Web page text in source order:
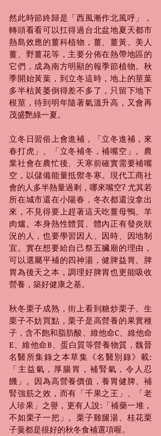
然此時節終歸是「西風漸作北風呼」，
轉頭看看可以扛得過台北盆地夏天都市
熱島效應的薑科植物，薑、薑黃、美人
薑、野薑花等，主要分佈在熱帶地區的
它們，成為南方明顯的報季節植物。秋
季開始黃葉，到立冬這時，地上的莖葉
多半枯黃萎倒得差不多了，只留下地下
根莖，待到明年隨著氣溫升高，又會再
茂盛艷綠一夏。
立冬日習俗上會進補，「立冬進補，來
春打虎」、「立冬補冬，補嘴空」。農
業社會在農忙後、天寒前確實需要補嘴
空，以儲備能量抵禦冬寒。現代工商社
會的人多半熱量過剩，哪來嘴空? 尤其若
所在城市還在小陽春，冬衣都還沒拿出
來，不見得要上趕著這天吃薑母鴨、羊
肉爐。本身熱性體質、體內正有發炎狀
況的人，也要學習因人、因時、因地制
宜。實在想要給自己祭五臟廟的理由，
可以選屬平補的四神湯，健脾益胃。脾
胃為後天之本，調理好脾胃也更能吸收
營養，築好健康之基。
秋冬栗子成熟，街上看到糖炒栗子、生
栗子不妨買點，栗子是高營養的果實種
子，含不飽和脂肪酸、維他命C、維他命
E、維他命B、蛋白質等營養物質，魏晉
名醫所集錄之本草集《名醫別錄》載:
「主益氣，厚腸胃，補腎氣，令人忍
饑」。因為高營養價值，養胃健脾、補
腎強筋之效，而有「千果之王」、「老
人珍果」之譽，更有人說:「補藥一堆，
不如栗子一把」。栗子雞腿湯、桂花栗
子羹都是很好的秋冬食補選項喔。